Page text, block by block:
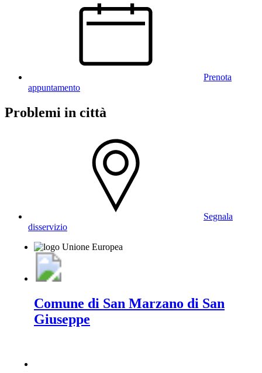
Prenota
appuntamento
Problemi in città
Segnala
disservizio
Comune di San Marzano di San
Giuseppe